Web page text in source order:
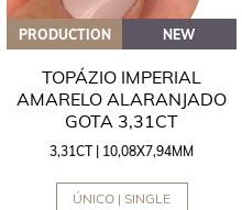
PRODUCTION NEW
TOPÁZIO IMPERIAL
AMARELO ALARANJADO
GOTA 3,31CT
3,31CT | 10,08X7,94MM
ÚNICO | SINGLE